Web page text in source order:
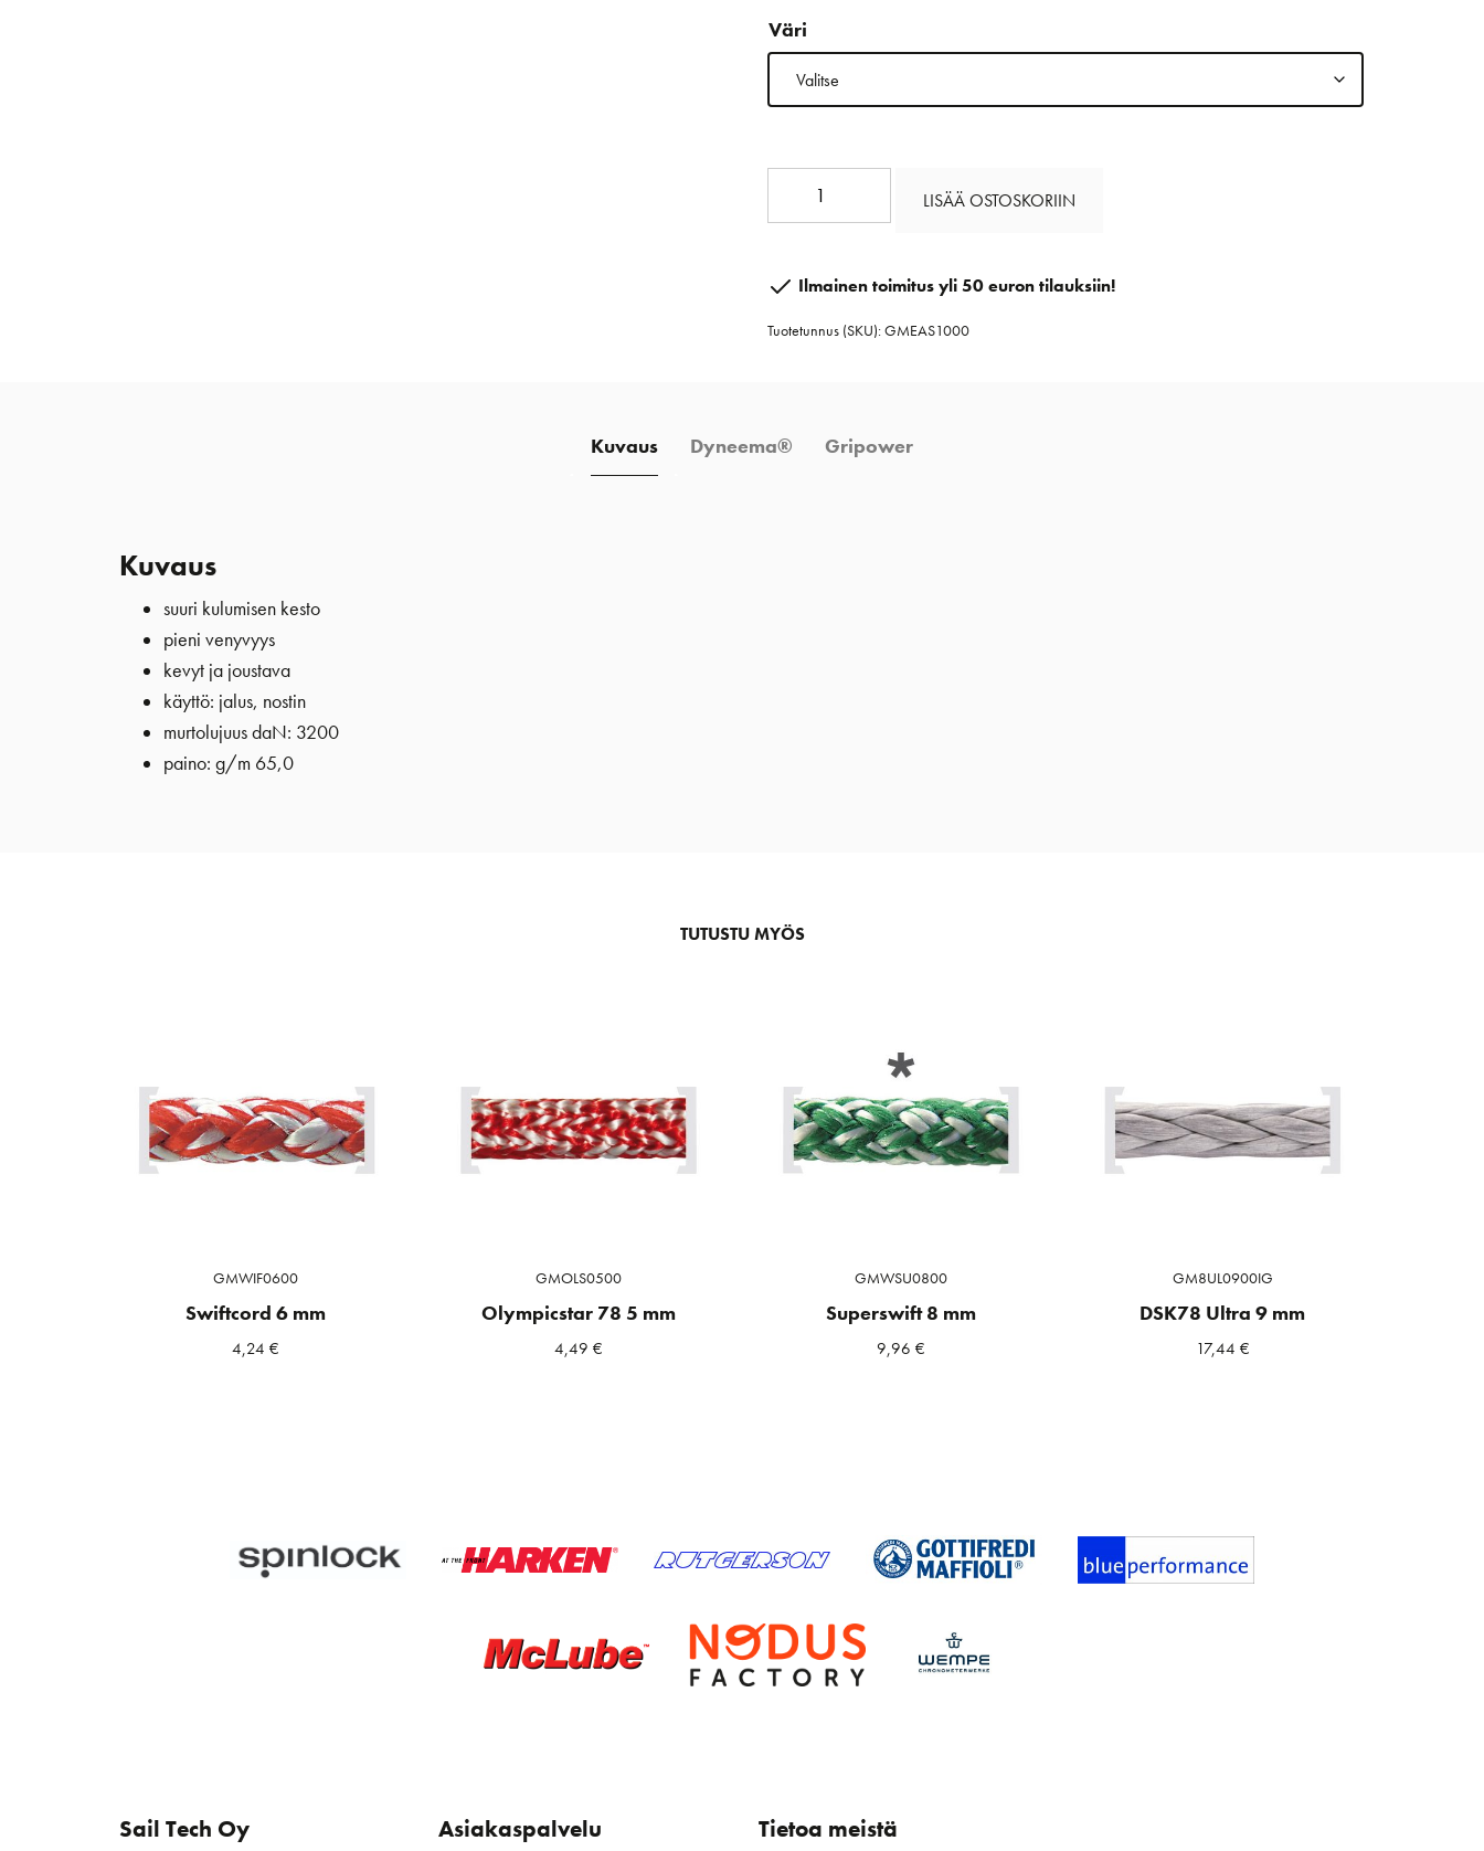
Väri
määrä
LISÄÄ OSTOSKORIIN
Ilmainen toimitus yli 50 euron tilauksiin!
Tuotetunnus (SKU):GMEAS1000
Kuvaus Dyneema® Gripower
Kuvaus
suuri kulumisen kesto
pieni venyvyys
kevyt ja joustava
käyttö: jalus, nostin
murtolujuus daN: 3200
paino: g/m 65,0
TUTUSTU MYÖS
GMWIF0600
Swiftcord 6 mm
4,24€
GMOLS0500
Olympicstar 78 5 mm
4,49 €
GMWSU0800
Superswift 8 mm
9,96 €
GM8UL0900IG
DSK78 Ultra 9 mm
17,44 €
Sail Tech Oy Asiakaspalvelu Tietoa meistä